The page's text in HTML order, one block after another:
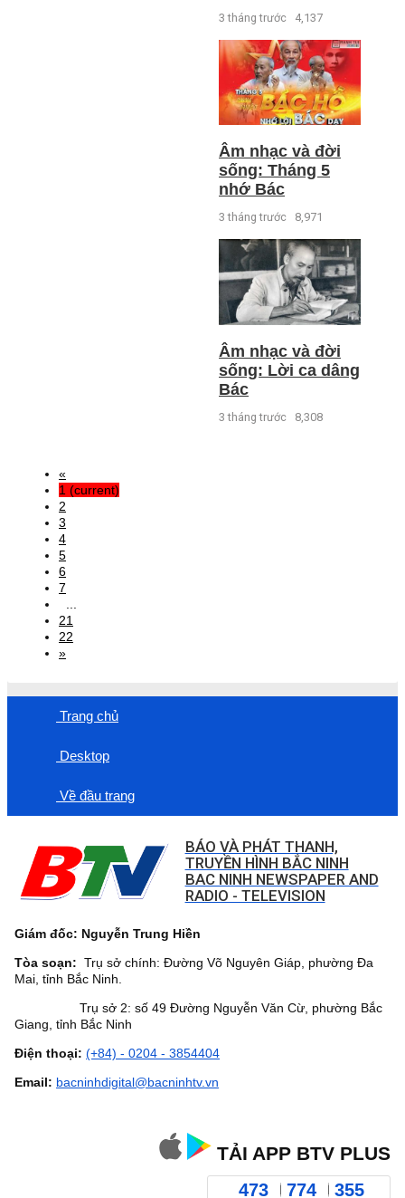
3 tháng trước 4,137
Âm nhạc và đời
sống: Tháng 5
nhớ Bác
3 tháng trước 8,971
Âm nhạc và đời
sống: Lời ca dâng
Bác
3 tháng trước 8,308
«
1 (current)
2
3
4
5
6
7
21
22
»
Trang chủ
Desktop
Về đầu trang
BÁO VÀ PHÁT THANH,
TRUYỀN HÌNH BẮC NINH
BAC NINH NEWSPAPER AND
RADIO - TELEVISION
Giám đốc: Nguyễn Trung Hiền
Tòa soạn: Trụ sở chính: Đường Võ Nguyên Giáp, phường Đa
Mai, tỉnh Bắc Ninh.
Trụ sở 2: số 49 Đường Nguyễn Văn Cừ, phường Bắc
Giang, tỉnh Bắc Ninh
Điện thoại: (+84) - 0204 - 3854404
Email: bacninhdigital@bacninhtv.vn
TẢI APP BTV PLUS
473 774 355